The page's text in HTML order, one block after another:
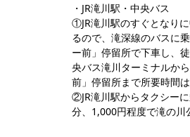
・JR滝川駅・中央バス
①JR滝川駅のすぐとなり
るので、滝深線のバスに
ー前」停留所で下車し、
央バス滝川ターミナルか
前」停留所まで所要時間は
②JR滝川駅からタクシー
分、1,000円程度で滝の川